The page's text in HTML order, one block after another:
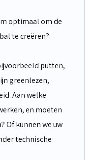
optimaal om de
te creëren?
putten,
greenlezen,
Aan welke
en moeten
Of kunnen we uw
technische